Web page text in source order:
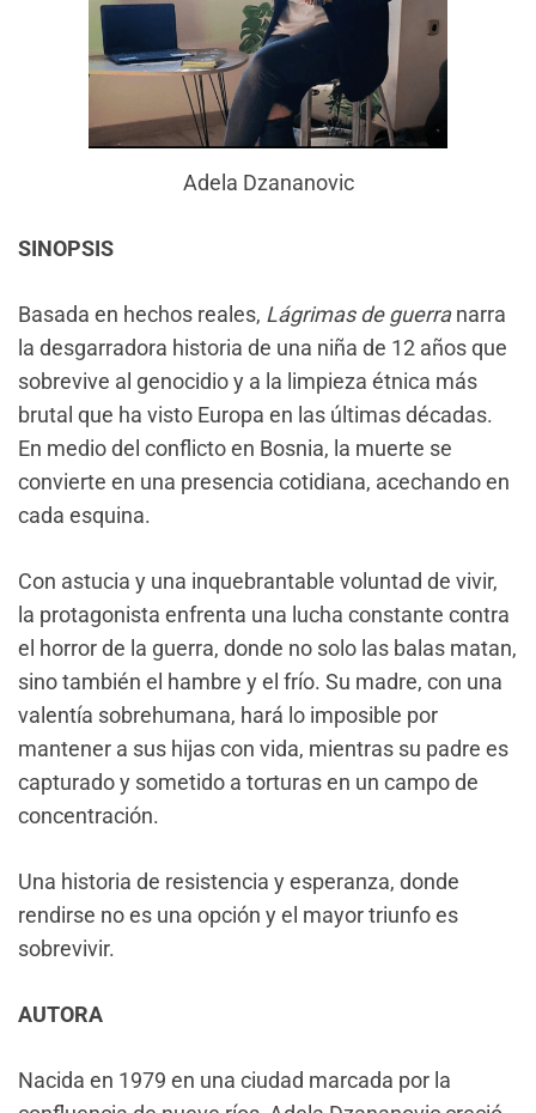
Adela Dzananovic
SINOPSIS
Basada en hechos reales, Lágrimas de guerranarra
la desgarradora historia de una niña de 12 años que
sobrevive al genocidio y a la limpieza étnica más
brutal que ha visto Europa en las últimas décadas.
En medio del conflicto en Bosnia, la muerte se
convierte en una presencia cotidiana, acechando en
cada esquina.
Con astucia y una inquebrantable voluntad de vivir,
la protagonista enfrenta una lucha constante contra
el horror de la guerra, donde no solo las balas matan,
sino también el hambre y el frío. Su madre, con una
valentía sobrehumana, hará lo imposible por
mantener a sus hijas con vida, mientras su padre es
capturado y sometido a torturas en un campo de
concentración.
Una historia de resistencia y esperanza, donde
rendirse no es una opción y el mayor triunfo es
sobrevivir.
AUTORA
Nacida en 1979 en una ciudad marcada por la